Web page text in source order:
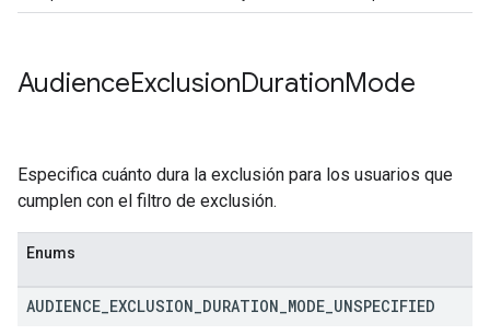
AudienceExclusionDurationMode
Especifica cuánto dura la exclusión para los usuarios que
cumplen con el filtro de exclusión.
Enums
AUDIENCE EXCLUSION DURATION MODE UNSPECIFIED